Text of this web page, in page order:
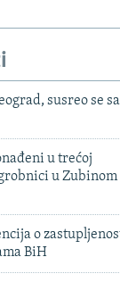
susreo se sa
u trećoj
u Zubinom
o
BiH